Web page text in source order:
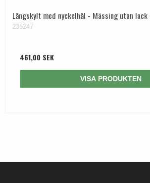
Långskylt med nyckelhål - Mässing utan
235247
461,00 SEK
VISA PRODUKTEN